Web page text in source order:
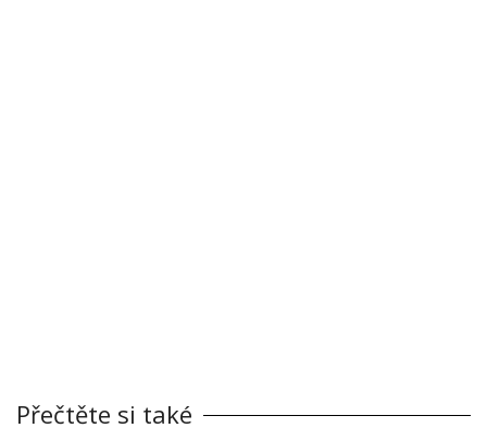
Přečtěte si také